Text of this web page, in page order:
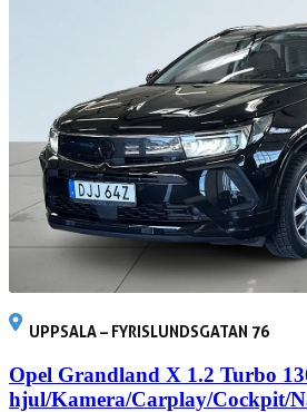
UPPSALA – FYRISLUNDSGATAN 76
Opel Grandland X 1.2 Turbo
hjul/Kamera/Carplay/Cockpit/